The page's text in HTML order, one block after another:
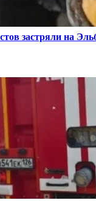
застряли на